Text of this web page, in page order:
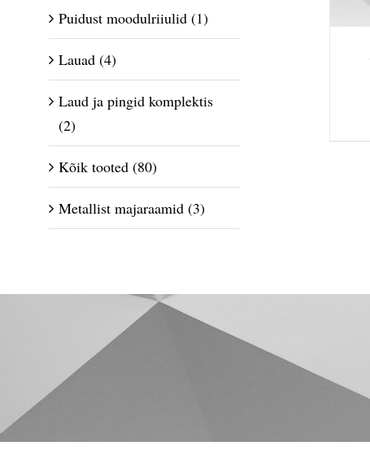
Puidust moodulriiulid (1)
Lauad (4)
Laud ja pingid komplektis
(2)
Kõik tooted (80)
Metallist majaraamid (3)